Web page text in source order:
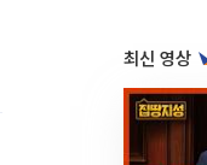
최신 영상